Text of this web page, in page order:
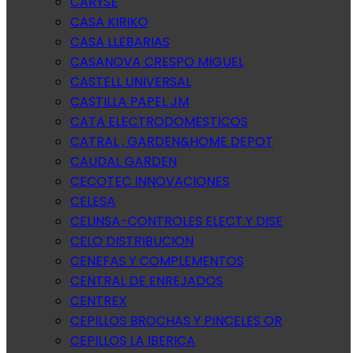
CASA KIRIKO
CASA LLEBARIAS
CASANOVA CRESPO MIGUEL
CASTELL UNIVERSAL
CASTILLA PAPEL JM
CATA ELECTRODOMESTICOS
CATRAL , GARDEN&HOME DEPOT
CAUDAL GARDEN
CECOTEC INNOVACIONES
CELESA
CELINSA-CONTROLES ELECT.Y DISE
CELO DISTRIBUCION
CENEFAS Y COMPLEMENTOS
CENTRAL DE ENREJADOS
CENTREX
CEPILLOS BROCHAS Y PINCELES OR
CEPILLOS LA IBERICA